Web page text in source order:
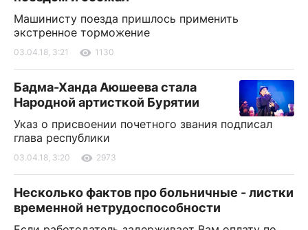
Машинисту поезда пришлось применить
экстренное торможение
03.04.18, 3:21 1130
Бадма-Ханда Аюшеева стала
Народной артисткой Бурятии
Указ о присвоении почетного звания подписал
глава республики
03.04.18, 3:20 2973
Несколько фактов про больничные - листки
временной нетрудоспособности